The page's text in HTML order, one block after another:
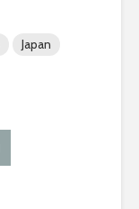
Japan